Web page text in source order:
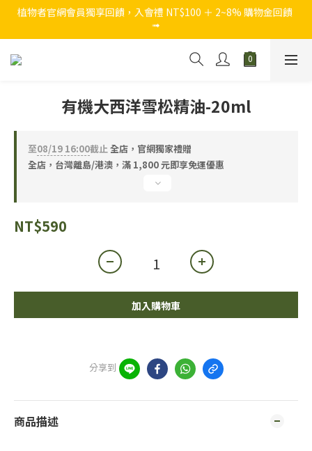
官網獨家，結帳買 NT$1,280 加贈 『西西里假期5ml迷你瓶』
有機大西洋雪松精油-20ml
至08/19 16:00截止全店，官網獨家禮贈
全店，台灣離島/港澳，滿 1,800 元即享免運優惠
NT$590
加入購物車
分享到
商品描述